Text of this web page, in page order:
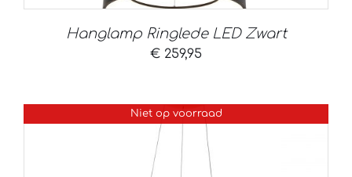
Hanglamp Ringlede LED Zwart
€ 259,95
Niet op voorraad